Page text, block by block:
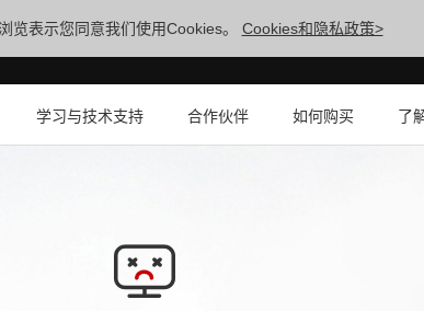
览表示您同意我们使用Cookies。 Cookies和隐私政策>
学习与技术支持 合作伙伴 如何购买 了